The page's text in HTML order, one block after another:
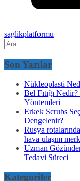
saglikplatformu
Son Yazılar
Nükleoplasti
Bel Fıtığı
Yöntemleri
Erkek Scrubs
Dengelenir?
Rusya
hava ulaşım
Uzman
Tedavi Süreci
Kategoriler